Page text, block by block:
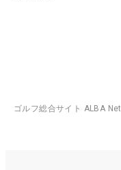
ゴルフ総合サイト ALBA Net